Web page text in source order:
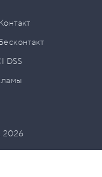
DSS
2026